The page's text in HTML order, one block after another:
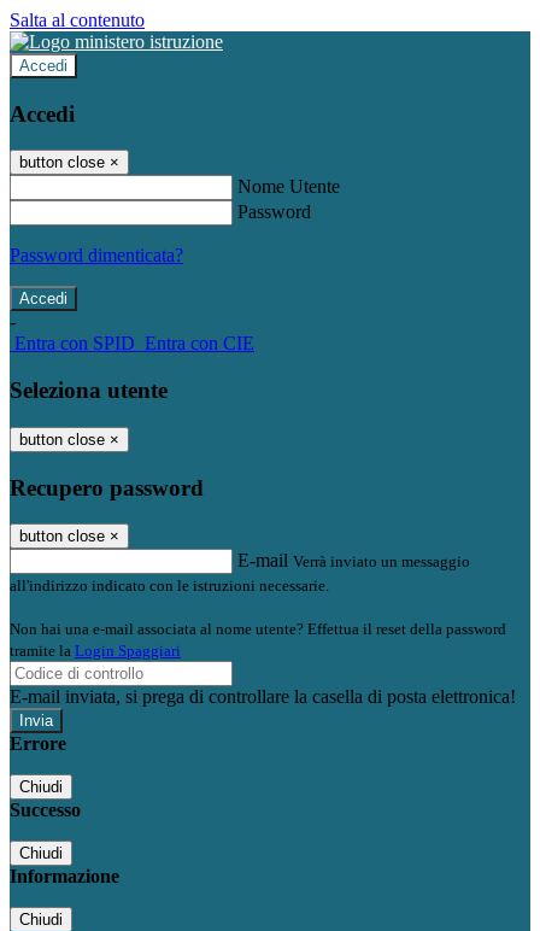
Salta al contenuto
Accedi
Accedi
button close ×
Nome Utente
Password
Password dimenticata?
-
Entra con SPID Entra con CIE
Seleziona utente
button close ×
Recupero password
button close ×
E-mail Verrà inviato un messaggio
all'indirizzo indicato con le istruzioni necessarie.
Non hai una e-mail associata al nome utente? Effettua il reset della password
tramite la Login Spaggiari
E-mail inviata, si prega di controllare la casella di posta elettronica!
Errore
Chiudi
Successo
Chiudi
Informazione
Chiudi